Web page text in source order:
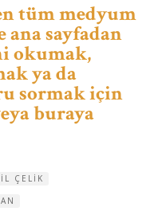
tüm medyum
sayfadan
okumak,
ya da
sormak için
buraya
ÇELIK